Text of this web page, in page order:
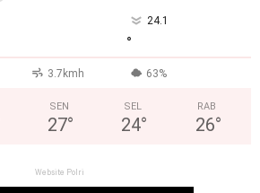
24.1
°
3.7kmh 63%
SEN
27°
SEL
24°
RAB
26°
Website Polri